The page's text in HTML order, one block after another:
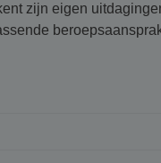
zijn eigen